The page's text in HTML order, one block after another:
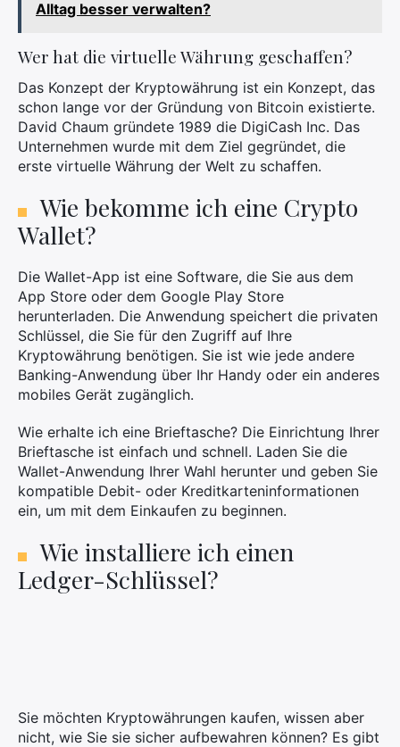
Alltag besser verwalten?
Wer hat die virtuelle Währung geschaffen?
Das Konzept der Kryptowährung ist ein Konzept, das
schon lange vor der Gründung von Bitcoin existierte.
David Chaum gründete 1989 die DigiCash Inc. Das
Unternehmen wurde mit dem Ziel gegründet, die
erste virtuelle Währung der Welt zu schaffen.
Wie bekomme ich eine Crypto
Wallet?
Die Wallet-App ist eine Software, die Sie aus dem
App Store oder dem Google Play Store
herunterladen. Die Anwendung speichert die privaten
Schlüssel, die Sie für den Zugriff auf Ihre
Kryptowährung benötigen. Sie ist wie jede andere
Banking-Anwendung über Ihr Handy oder ein anderes
mobiles Gerät zugänglich.
Wie erhalte ich eine Brieftasche? Die Einrichtung Ihrer
Brieftasche ist einfach und schnell. Laden Sie die
Wallet-Anwendung Ihrer Wahl herunter und geben Sie
kompatible Debit- oder Kreditkarteninformationen
ein, um mit dem Einkaufen zu beginnen.
Wie installiere ich einen
Ledger-Schlüssel?
Sie möchten Kryptowährungen kaufen, wissen aber
nicht, wie Sie sie sicher aufbewahren können? Es gibt